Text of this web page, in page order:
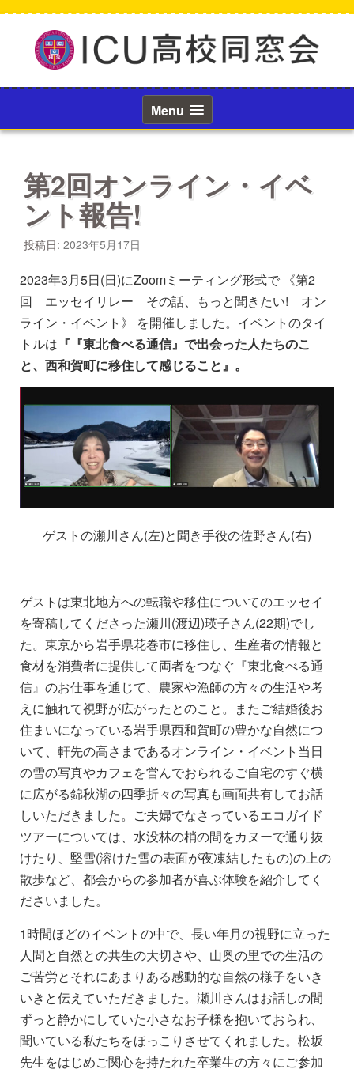
へ
ッ
Menu
第2回オンライン・イベ
ント報告!
投稿日: 2023年5月17日
2023年3月5日(日)にZoomミーティング形式で 《第2
回 エッセイリレー その話、もっと聞きたい! オン
ライン・イベント》 を開催しました。イベントのタイ
トルは 『『東北食べる通信』で出会った人たちのこ
と、西和賀町に移住して感じること』。
ゲストの瀬川さん(左)と聞き手役の佐野さん(右)
ゲストは東北地方への転職や移住についてのエッセイ
を寄稿してくださった瀬川(渡辺)瑛子さん(22期)でし
た。東京から岩手県花巻市に移住し、生産者の情報と
食材を消費者に提供して両者をつなぐ『東北食べる通
信』のお仕事を通じて、農家や漁師の方々の生活や考
えに触れて視野が広がったとのこと。またご結婚後お
住まいになっている岩手県西和賀町の豊かな自然につ
いて、軒先の高さまであるオンライン・イベント当日
の雪の写真やカフェを営んでおられるご自宅のすぐ横
に広がる錦秋湖の四季折々の写真も画面共有してお話
しいただきました。ご夫婦でなさっているエコガイド
ツアーについては、水没林の梢の間をカヌーで通り抜
けたり、堅雪(溶けた雪の表面が夜凍結したもの)の上の
散歩など、都会からの参加者が喜ぶ体験を紹介してく
ださいました。
1時間ほどのイベントの中で、長い年月の視野に立った
人間と自然との共生の大切さや、山奥の里での生活の
ご苦労とそれにあまりある感動的な自然の様子をいき
いきと伝えていただきました。瀬川さんはお話しの間
ずっと静かにしていた小さなお子様を抱いておられ、
聞いている私たちをほっこりさせてくれました。松坂
先生をはじめご関心を持たれた卒業生の方々にご参加